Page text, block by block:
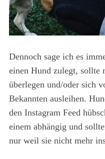
Dennoch sage ich es
einen Hund zulegt, sollte
überlegen und/oder sich
Bekannten ausleihen.
den Instagram Feed
einem abhängig und
nur weil sie nicht mehr